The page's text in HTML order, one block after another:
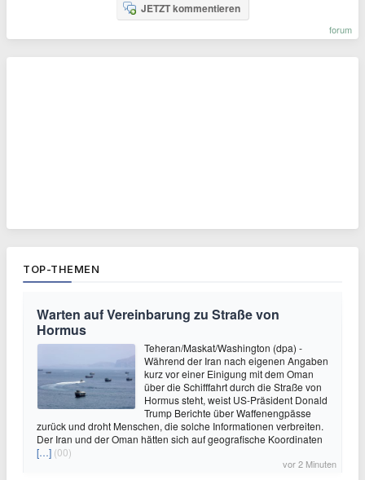
JETZT kommentieren
forum
TOP-THEMEN
Warten auf Vereinbarung zu Straße von
Hormus
Teheran/Maskat/Washington (dpa) -
Während der Iran nach eigenen Angaben
kurz vor einer Einigung mit dem Oman
über die Schifffahrt durch die Straße von
Hormus steht, weist US-Präsident Donald
Trump Berichte über Waffenengpässe
zurück und droht Menschen, die solche Informationen verbreiten.
Der Iran und der Oman hätten sich auf geografische Koordinaten
[…] (00)
vor 2 Minuten